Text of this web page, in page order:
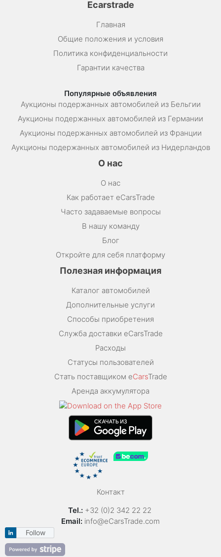
Ecarstrade
Главная
Общие положения и условия
Политика конфиденциальности
Гарантии качества
Популярные объявления
Аукционы подержанных автомобилей из Бельгии
Аукционы подержанных автомобилей из Германии
Аукционы подержанных автомобилей из Франции
Аукционы подержанных автомобилей из Нидерландов
О нас
О нас
Как работает eCarsTrade
Часто задаваемые вопросы
В нашу команду
Блог
Откройте для себя платформу
Полезная информация
Каталог автомобилей
Дополнительные услуги
Способы приобретения
Служба доставки eCarsTrade
Расходы
Статусы пользователей
Стать поставщиком eCarsTrade
Аренда аккумулятора
Контакт
Tel.: +32 (0)2 342 22 22
Email: info@eCarsTrade.com
Follow